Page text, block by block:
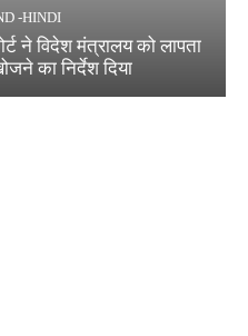
-HINDI
ने विदेश मंत्रालय को लापता
का निर्देश दिया